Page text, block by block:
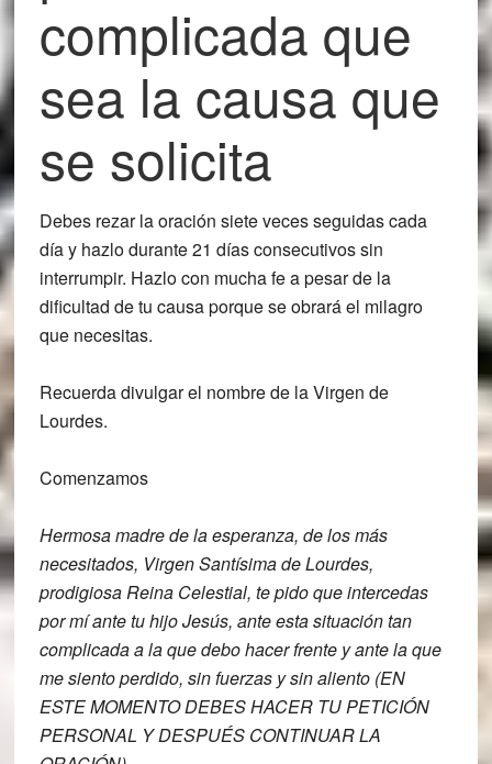
complicada que
sea la causa que
se solicita
Debes rezar la oración siete veces seguidas cada
díay hazlo durante21 días consecutivos sin
interrumpir. Hazlo con mucha fe a pesar de la
dificultad de tu causa porque se obrará el milagro
que necesitas.
Recuerda divulgar el nombre de la Virgen de
Lourdes.
Comenzamos
Hermosa madre de la esperanza, de los más
necesitados, Virgen Santísima de Lourdes,
prodigiosa Reina Celestial, te pido queintercedas
por mí ante tu hijo Jesús, ante esta situación tan
complicada a laque debo hacer frente y ante la que
mesiento perdido, sin fuerzas y sin aliento (EN
ESTE MOMENTO DEBES HACER TU PETICIÓN
PERSONAL Y DESPUÉS CONTINUAR LA